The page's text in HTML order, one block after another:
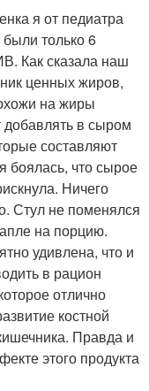
я от педиатра
только 6
Как сказала наш
ценных жиров,
на жиры
добавлять в сыром
составляют
что сырое
Ничего
Стул не поменялся
на порцию.
удивлена, что и
в рацион
отлично
костной
Правда и
этого продукта